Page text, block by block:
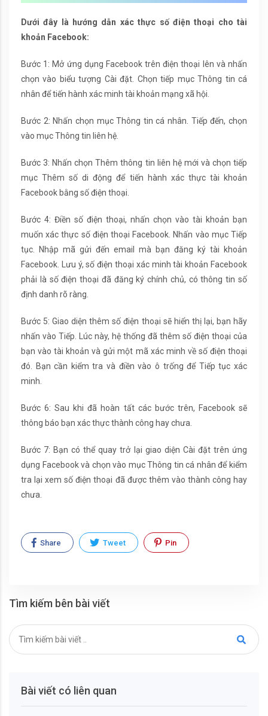
Dưới đây là hướng dẫn xác thực số điện thoại cho tài
khoản Facebook:
Bước 1: Mở ứng dụng Facebook trên điện thoại lên và nhấn
chọn vào biểu tượng Cài đặt. Chọn tiếp mục Thông tin cá
nhân để tiến hành xác minh tài khoản mạng xã hội.
Bước 2: Nhấn chọn mục Thông tin cá nhân. Tiếp đến, chọn
vào mục Thông tin liên hệ.
Bước 3: Nhấn chọn Thêm thông tin liên hệ mới và chọn tiếp
mục Thêm số di động để tiến hành xác thực tài khoản
Facebook bằng số điện thoại.
Bước 4: Điền số điện thoại, nhấn chọn vào tài khoản bạn
muốn xác thực số điện thoại Facebook. Nhấn vào mục Tiếp
tục. Nhập mã gửi đến email mà bạn đăng ký tài khoản
Facebook. Lưu ý, số điện thoại xác minh tài khoản Facebook
phải là số điện thoại đã đăng ký chính chủ, có thông tin số
định danh rõ ràng.
Bước 5: Giao diện thêm số điện thoại sẽ hiển thị lại, bạn hãy
nhấn vào Tiếp. Lúc này, hệ thống đã thêm số điện thoại của
bạn vào tài khoản và gửi một mã xác minh về số điện thoại
đó. Bạn cần kiểm tra và điền vào ô trống để Tiếp tục xác
minh.
Bước 6: Sau khi đã hoàn tất các bước trên, Facebook sẽ
thông báo bạn xác thực thành công hay chưa.
Bước 7: Bạn có thể quay trở lại giao diện Cài đặt trên ứng
dụng Facebook và chọn vào mục Thông tin cá nhân để kiểm
tra lại xem số điện thoại đã được thêm vào thành công hay
chưa.
Share Tweet Pin
Tìm kiếm bên bài viết
Bài viết có liên quan